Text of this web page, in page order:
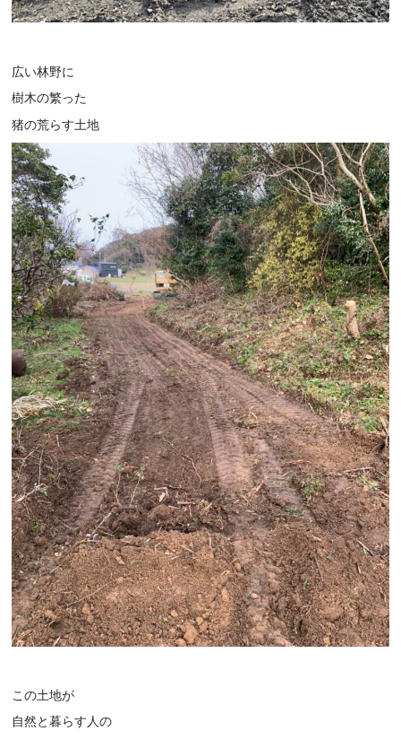
広い林野に
樹木の繁った
猪の荒らす土地
この土地が
自然と暮らす人の